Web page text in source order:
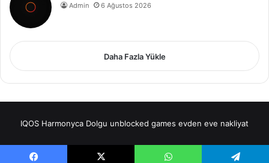
Admin 6 Ağustos 2026
Daha Fazla Yükle
IQOS Harmonyca Dolgu unblocked games evden eve nakliyat